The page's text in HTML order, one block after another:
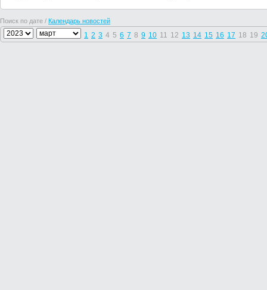
Поиск по дате / Календарь новостей
1 2 3 4 5 6 7 8 9 10 11 12 13 14 15 16 17 18 19